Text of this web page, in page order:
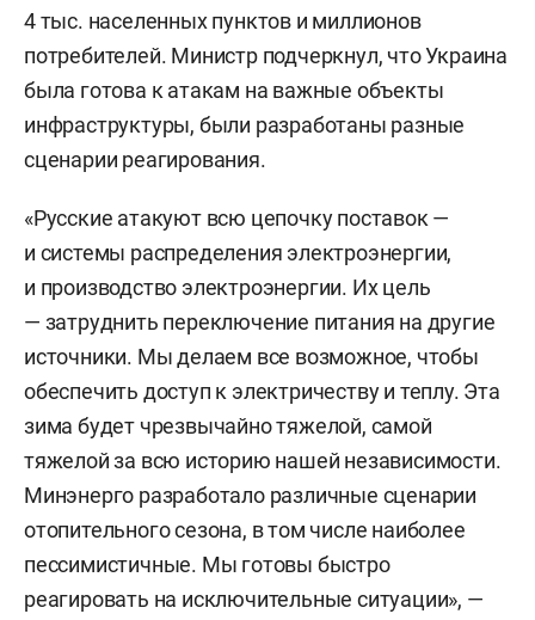
4 тыс. населенных пунктов и миллионов
потребителей. Министр подчеркнул, что Украина
была готова к атакам на важные объекты
инфраструктуры, были разработаны разные
сценарии реагирования.
«Русские атакуют всю цепочку поставок —
и системы распределения электроэнергии,
и производство электроэнергии. Их цель
— затруднить переключение питания на другие
источники. Мы делаем все возможное, чтобы
обеспечить доступ к электричеству и теплу. Эта
зима будет чрезвычайно тяжелой, самой
тяжелой за всю историю нашей независимости.
Минэнерго разработало различные сценарии
отопительного сезона, в том числе наиболее
пессимистичные. Мы готовы быстро
реагировать на исключительные ситуации», —